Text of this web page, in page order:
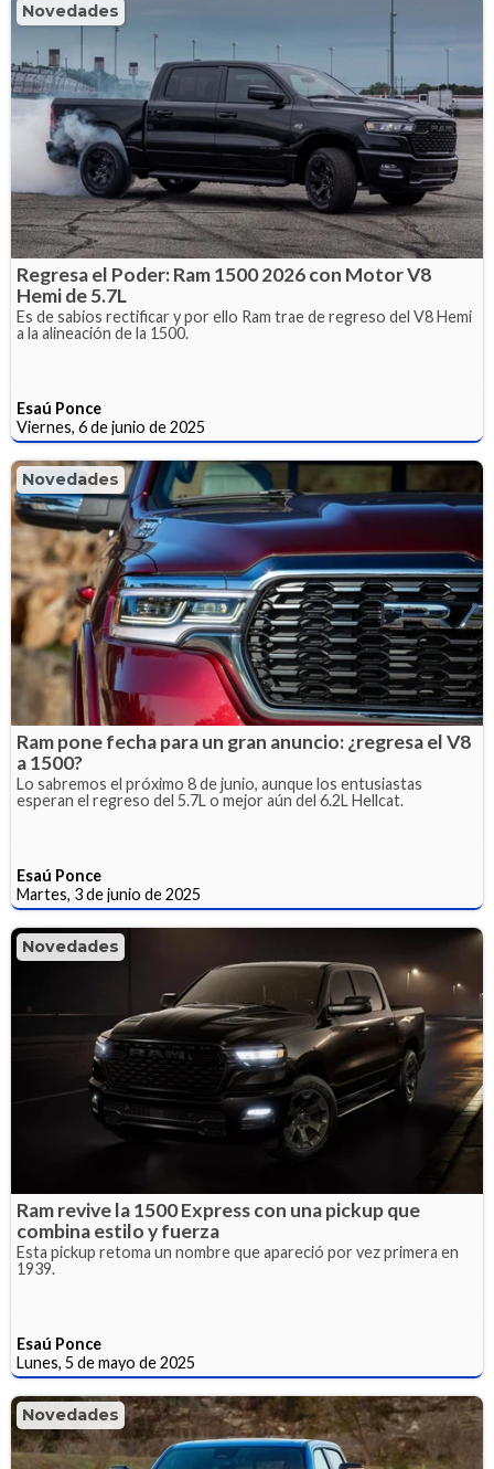
Novedades
Regresa el Poder: Ram 1500 2026 con Motor V8
Hemi de 5.7L
Es de sabios rectificar y por ello Ram trae de regreso del V8 Hemi
a la alineación de la 1500.
Esaú Ponce
Viernes, 6 de junio de 2025
Novedades
Ram pone fecha para un gran anuncio: ¿regresa el V8
a 1500?
Lo sabremos el próximo 8 de junio, aunque los entusiastas
esperan el regreso del 5.7L o mejor aún del 6.2L Hellcat.
Esaú Ponce
Martes, 3 de junio de 2025
Novedades
Ram revive la 1500 Express con una pickup que
combina estilo y fuerza
Esta pickup retoma un nombre que apareció por vez primera en
1939.
Esaú Ponce
Lunes, 5 de mayo de 2025
Novedades